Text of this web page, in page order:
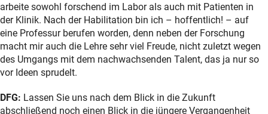
arbeite sowohl forschend im Labor als auch mit Patienten in
der Klinik. Nach der Habilitation bin ich – hoffentlich! – auf
eine Professur berufen worden, denn neben der Forschung
macht mir auch die Lehre sehr viel Freude, nicht zuletzt wegen
des Umgangs mit dem nachwachsenden Talent, das ja nur so
vor Ideen sprudelt.
DFG: Lassen Sie uns nach dem Blick in die Zukunft
abschließend noch einen Blick in die jüngere Vergangenheit